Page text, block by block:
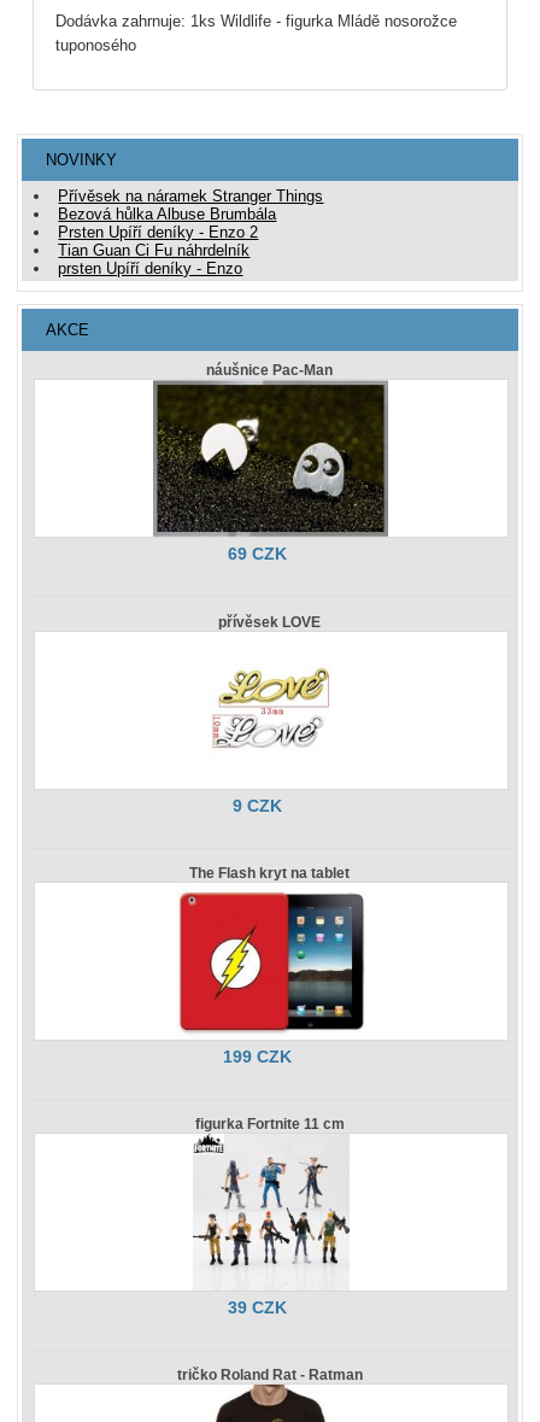
Dodávka zahrnuje: 1ks Wildlife - figurka Mládě nosorožce
tuponosého
NOVINKY
Přívěsek na náramek Stranger Things
Bezová hůlka Albuse Brumbála
Prsten Upíří deníky - Enzo 2
Tian Guan Ci Fu náhrdelník
prsten Upíří deníky - Enzo
AKCE
náušnice Pac-Man
69 CZK
přívěsek LOVE
9 CZK
The Flash kryt na tablet
199 CZK
figurka Fortnite 11 cm
39 CZK
tričko Roland Rat - Ratman